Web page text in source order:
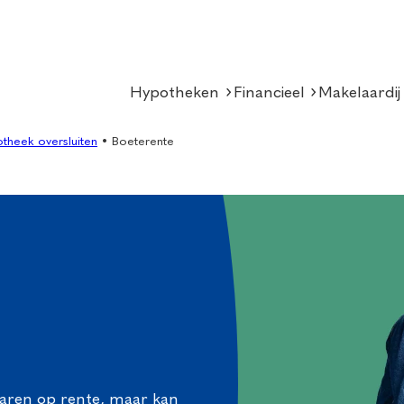
Hypotheken Financieel Makelaardij
oversluiten • Boeterente
op rente, maar kan